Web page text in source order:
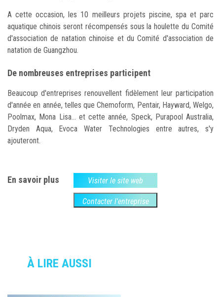
A cette occasion, les 10 meilleurs projets piscine, spa et parc
aquatique chinois seront récompensés sous la houlette du Comité
d'association de natation chinoise et du Comité d'association de
natation de Guangzhou.
De nombreuses entreprises participent
Beaucoup d'entreprises renouvellent fidèlement leur participation
d'année en année, telles que Chemoform, Pentair, Hayward, Welgo,
Poolmax, Mona Lisa... et cette année, Speck, Purapool Australia,
Dryden Aqua, Evoca Water Technologies entre autres, s'y
ajouteront.
En savoir plus Visiter le site web
Contacter l'entreprise
À LIRE AUSSI